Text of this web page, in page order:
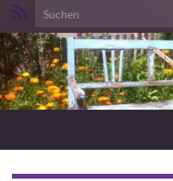
Search for: